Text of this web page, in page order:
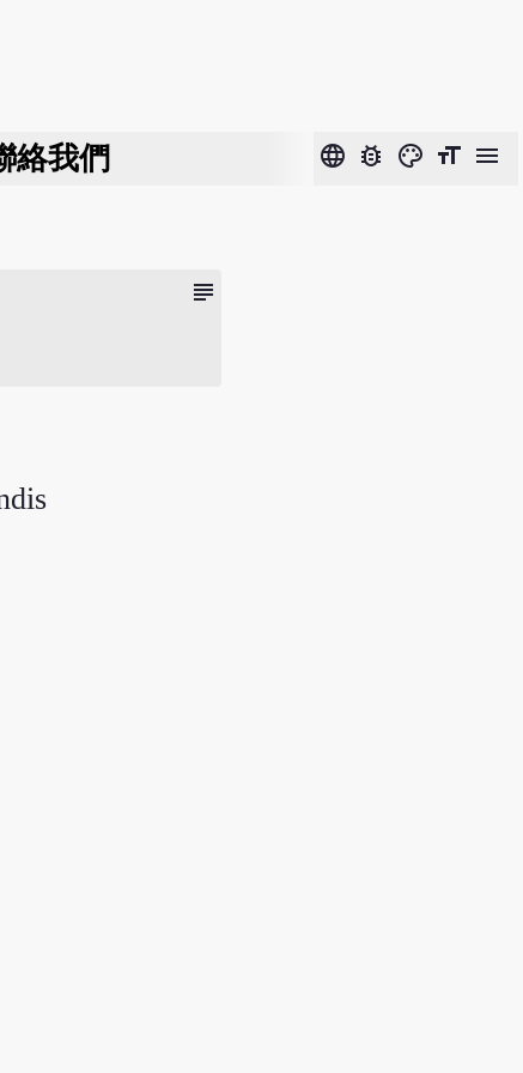
絡我們 language bug_report color_lens format_size menu
subject